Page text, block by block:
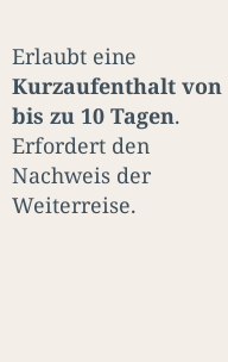
Erlaubt eine
Kurzaufenthalt von
bis zu 10 Tagen.
Erfordert den
Nachweis der
Weiterreise.